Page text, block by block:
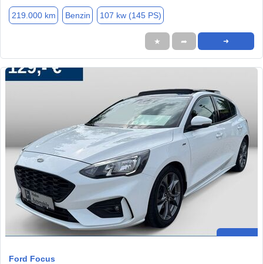
219.000 km Benzin 107 kw (145 PS)
★ ➦ ➜
Ford Focus